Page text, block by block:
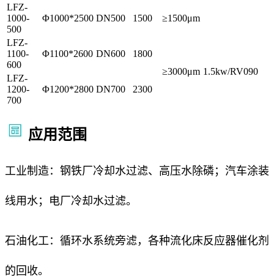
LFZ-
1000-
500
Φ1000*2500 DN500 1500 ≥1500μm
LFZ-
1100-
600
Φ1100*2600 DN600
1800
≥3000μm 1.5kw/RV090
LFZ-
1200-
700
Φ1200*2800 DN700 2300
应用范围
工业制造：钢铁厂冷却水过滤、高压水除磷；汽车涂装
线用水；电厂冷却水过滤。
石油化工：循环水系统旁滤，各种流化床反应器催化剂
的回收。